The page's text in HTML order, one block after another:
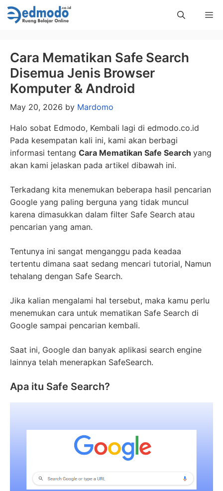
Skip
to
Cara Mematikan Safe Search
Disemua Jenis Browser
Komputer & Android
May 20, 2026 by Mardomo
Halo sobat Edmodo, Kembali lagi di edmodo.co.id
Pada kesempatan kali ini, kami akan berbagi
informasi tentang Cara Mematikan Safe Search yang
akan kami jelaskan pada artikel dibawah ini.
Terkadang kita menemukan beberapa hasil pencarian
Google yang paling berguna yang tidak muncul
karena dimasukkan dalam filter Safe Search atau
pencarian yang aman.
Tentunya ini sangat menganggu pada keadaa
tertentu dimana saat sedang mencari tutorial, Namun
tehalang dengan Safe Search.
Jika kalian mengalami hal tersebut, maka kamu perlu
menemukan cara untuk mematikan Safe Search di
Google sampai pencarian kembali.
Saat ini, Google dan banyak aplikasi search engine
lainnya telah menerapkan SafeSearch.
Apa itu Safe Search?